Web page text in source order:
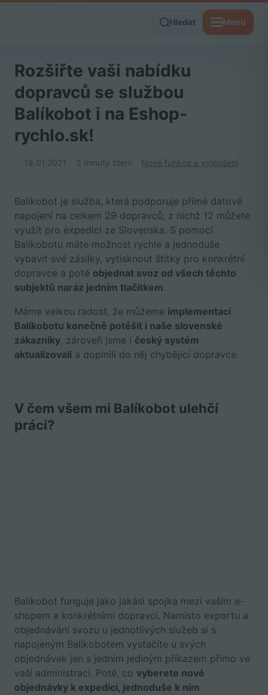
Hledat Menu
Rozšiřte vaši nabídku
dopravců se službou
Balíkobot i na Eshop-
rychlo.sk!
18.01.2021 3 minuty čtení Nové funkce a vylepšení
Balíkobot je služba, která podporuje přímé datové
napojení na celkem 29 dopravců, z nichž 12 můžete
využít pro expedici ze Slovenska. S pomocí
Balíkobotu máte možnost rychle a jednoduše
vybavit své zásilky, vytisknout štítky pro konkrétní
dopravce a poté objednat svoz od všech těchto
subjektů naráz jedním tlačítkem.
Máme velkou radost, že můžeme implementací
Balíkobotu konečně potěšit i naše slovenské
zákazníky, zároveň jsme i český systém
aktualizovali a doplnili do něj chybějící dopravce.
V čem všem mi Balíkobot ulehčí
práci?
Balíkobot funguje jako jakási spojka mezi vaším e-
shopem a konkrétními dopravci. Namísto exportu a
objednávání svozu u jednotlivých služeb si s
napojeným Balíkobotem vystačíte u svých
objednávek jen s jedním jediným příkazem přímo ve
vaší administraci. Poté, co vyberete nové
objednávky k expedici, jednoduše k nim